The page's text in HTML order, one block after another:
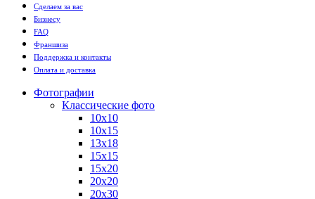
Сделаем за вас
Бизнесу
FAQ
Франшиза
Поддержка и контакты
Оплата и доставка
Фотографии
Классические фото
10х10
10х15
13х18
15х15
15х20
20х20
20х30